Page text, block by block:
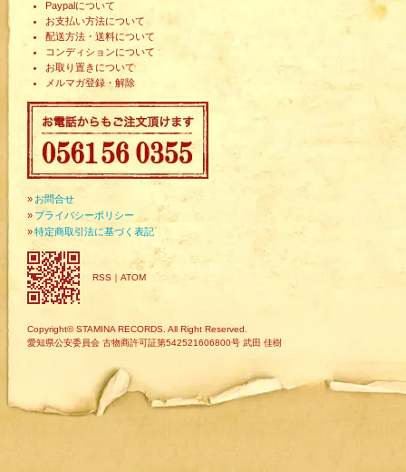
Paypalについて
お支払い方法について
配送方法・送料について
コンディションについて
お取り置きについて
メルマガ登録・解除
» お問合せ
» プライバシーポリシー
»特定商取引法に基づく表記
RSS ｜ ATOM
Copyright© STAMINA RECORDS. All Right Reserved.
愛知県公安委員会 古物商許可証第542521606800号 武田 佳樹